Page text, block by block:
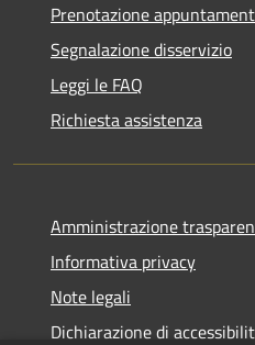
Prenotazione
Segnalazione disservizio
Leggi le FAQ
Richiesta assistenza
Amministrazione
Informativa privacy
Note legali
Dichiarazione di